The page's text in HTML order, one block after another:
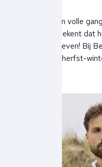
De herfst is in volle
deur, wat betekent dat
upgrade te geven! Bij
onze nieuwe herfst-